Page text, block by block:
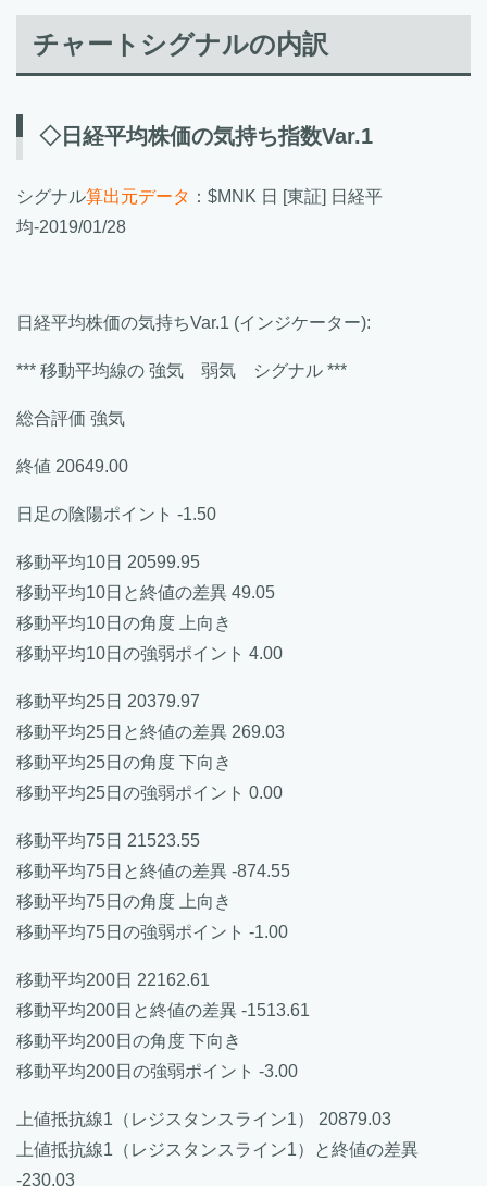
チャートシグナルの内訳
◇日経平均株価の気持ち指数Var.1
シグナル算出元データ ：$MNK 日 [東証] 日経平
均-2019/01/28
日経平均株価の気持ちVar.1 (インジケーター):
*** 移動平均線の 強気 弱気 シグナル ***
総合評価 強気
終値 20649.00
日足の陰陽ポイント -1.50
移動平均10日 20599.95
移動平均10日と終値の差異 49.05
移動平均10日の角度 上向き
移動平均10日の強弱ポイント 4.00
移動平均25日 20379.97
移動平均25日と終値の差異 269.03
移動平均25日の角度 下向き
移動平均25日の強弱ポイント 0.00
移動平均75日 21523.55
移動平均75日と終値の差異 -874.55
移動平均75日の角度 上向き
移動平均75日の強弱ポイント -1.00
移動平均200日 22162.61
移動平均200日と終値の差異 -1513.61
移動平均200日の角度 下向き
移動平均200日の強弱ポイント -3.00
上値抵抗線1（レジスタンスライン1） 20879.03
上値抵抗線1（レジスタンスライン1）と終値の差異
-230.03